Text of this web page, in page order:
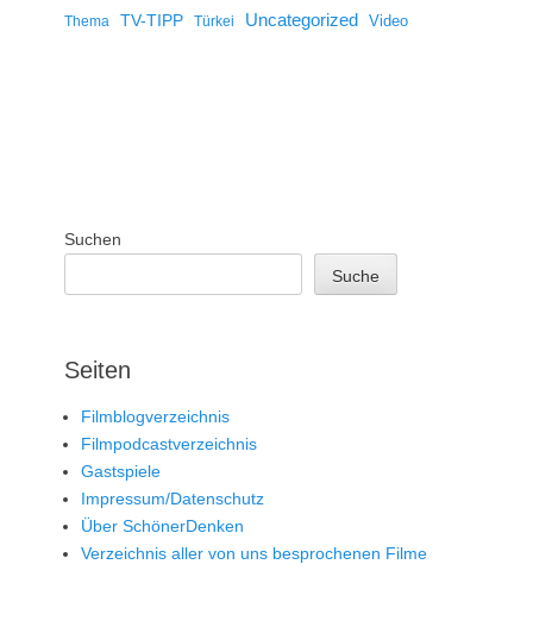
Thema TV-TIPP Türkei Uncategorized Video
Suchen
Suche
Seiten
Filmblogverzeichnis
Filmpodcastverzeichnis
Gastspiele
Impressum/Datenschutz
Über SchönerDenken
Verzeichnis aller von uns besprochenen Filme